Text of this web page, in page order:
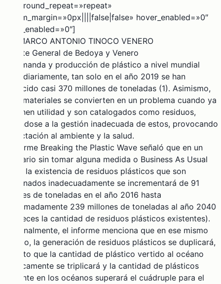
background_repeat=»repeat»
custom_margin=»0px||||false|false» hover_enabled=»0″
sticky_enabled=»0″]
POR MARCO ANTONIO TINOCO VENERO
Gerente General de Bedoya y Venero
La demanda y producción de plástico a nivel mundial
crece diariamente, tan solo en el año 2019 se han
producido casi 370 millones de toneladas (1). Asimismo,
estos materiales se convierten en un problema cuando ya
no tienen utilidad y son catalogados como residuos,
sumándose a la gestión inadecuada de estos, provocando
la afectación al ambiente y la salud.
El informe Breaking the Plastic Wave señaló que en un
escenario sin tomar alguna medida o Business As Usual
(BaU), la existencia de residuos plásticos que son
gestionados inadecuadamente se incrementará de 91
millones de toneladas en el año 2016 hasta
aproximadamente 239 millones de toneladas al año 2040
(2.6 veces la cantidad de residuos plásticos existentes).
Adicionalmente, el informe menciona que en ese mismo
periodo, la generación de residuos plásticos se duplicará,
en tanto que la cantidad de plástico vertido al océano
prácticamente se triplicará y la cantidad de plásticos
existente en los océanos superará el cuádruple para el